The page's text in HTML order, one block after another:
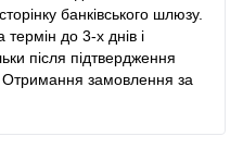
банківського шлюзу.
до 3-х днів і
після підтвердження
замовлення за